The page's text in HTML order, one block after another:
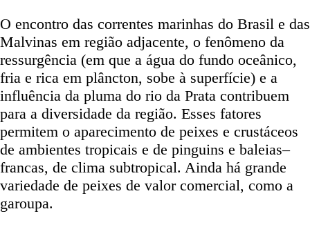
O encontro das correntes marinhas do Brasil e das
Malvinas em região adjacente, o fenômeno da
ressurgência (em que a água do fundo oceânico,
fria e rica em plâncton, sobe à superfície) e a
influência da pluma do rio da Prata contribuem
para a diversidade da região. Esses fatores
permitem o aparecimento de peixes e crustáceos
de ambientes tropicais e de pinguins e baleias–
francas, de clima subtropical. Ainda há grande
variedade de peixes de valor comercial, como a
garoupa.